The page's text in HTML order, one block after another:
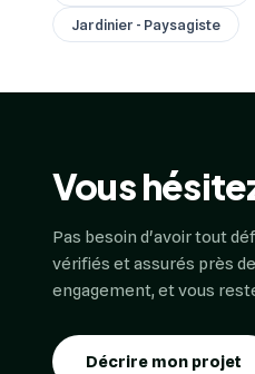
Jardinier - Paysagiste
Vous
Pas besoin d'avoir tout
vérifiés et assurés près
engagement, et vous
Décrire mon projet